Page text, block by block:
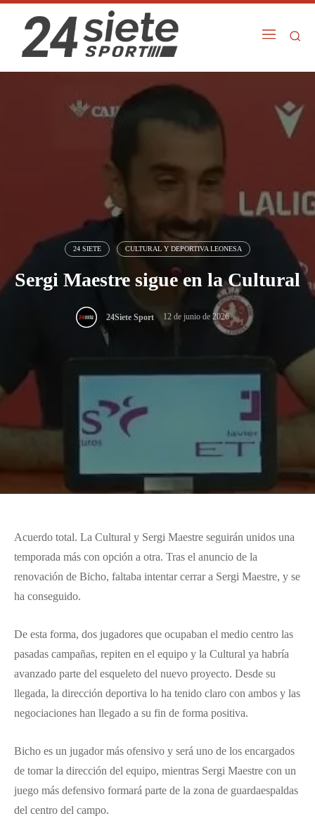
24 SIETE CULTURAL Y DEPORTIVA LEONESA
Sergi Maestre sigue en la Cultural
24Siete Sport 12 de junio de 2026
Acuerdo total. La Cultural y Sergi Maestre seguirán unidos una
temporada más con opción a otra. Tras el anuncio de la
renovación de Bicho, faltaba intentar cerrar a Sergi Maestre, y se
ha conseguido.
De esta forma, dos jugadores que ocupaban el medio centro las
pasadas campañas, repiten en el equipo y la Cultural ya habría
avanzado parte del esqueleto del nuevo proyecto. Desde su
llegada, la dirección deportiva lo ha tenido claro con ambos y las
negociaciones han llegado a su fin de forma positiva.
Bicho es un jugador más ofensivo y será uno de los encargados
de tomar la dirección del equipo, mientras Sergi Maestre con un
juego más defensivo formará parte de la zona de guardaespaldas
del centro del campo.